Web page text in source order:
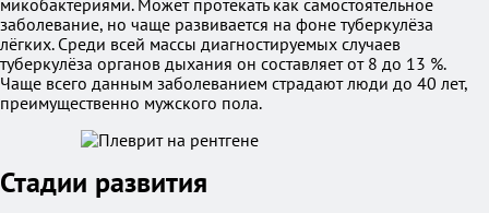
микобактериями. Может протекать как самостоятельное
заболевание, но чаще развивается на фоне туберкулёза
лёгких. Среди всей массы диагностируемых случаев
туберкулёза органов дыхания он составляет от 8 до 13 %.
Чаще всего данным заболеванием страдают люди до 40 лет,
преимущественно мужского пола.
Стадии развития